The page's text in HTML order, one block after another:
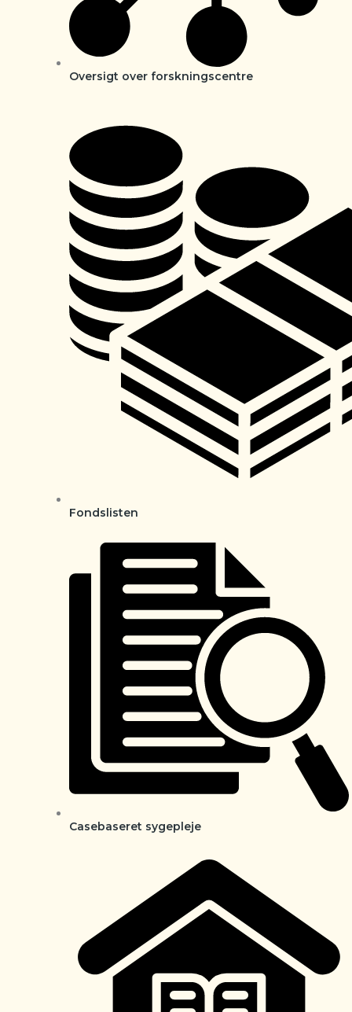
Oversigt over forskningscentre
Fondslisten
Casebaseret sygepleje